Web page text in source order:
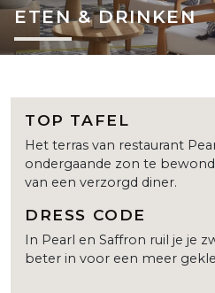
ETEN & DRINKEN
TOP TAFEL
Het terras van restaurant
ondergaande zon te
van een verzorgd diner.
DRESS CODE
In Pearl en Saffron ruil je je
beter in voor een meer